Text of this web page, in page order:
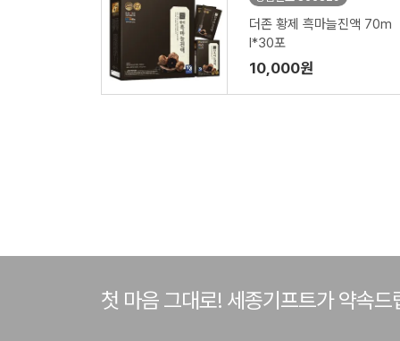
더존 황제 흑마늘진액 70m
l*30포
10,000원
첫 마음 그대로! 세종기프트가 약속드